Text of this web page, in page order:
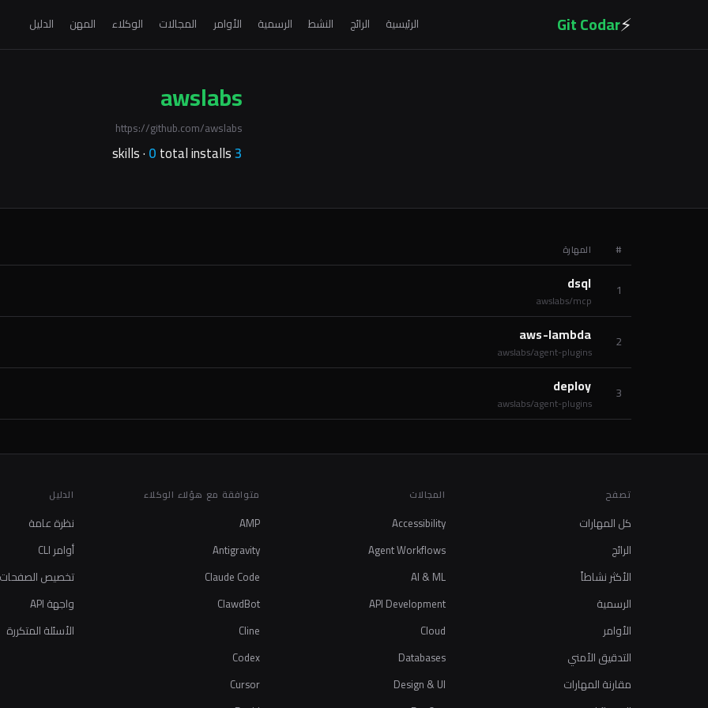
⚡
Git Codar الرئيسية الرائج النشط الرسمية الأوامر المجالات الوكلاء المهن الدليل
awslabs
https://github.com/awslabs
3
0total installs
# المهارة
1
dsql
awslabs/mcp
2
aws-lambda
awslabs/agent-plugins
3
deploy
awslabs/agent-plugins
تصفح
كل المهارات
الرائج
الأكثر نشاطاً
الرسمية
الأوامر
التدقيق الأمني
مقارنة المهارات
المجالات
Accessibility
Agent Workflows
AI & ML
API Development
Cloud
Databases
Design & UI
متوافقة مع هؤلاء الوكلاء
AMP
Antigravity
Claude Code
ClawdBot
Cline
Codex
Cursor
الدليل
نظرة عامة
أوامر CLI
تخصيص الصفحات
واجهة API
الأسئلة المتكررة